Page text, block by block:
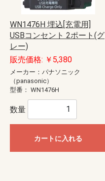
WN1476H 埋込[充電用]
USBコンセント 2ポート(グ
レー)
販売価格: ￥5,380
メーカー：パナソニック
（panasonic）
型番： WN1476H
数量
カートに入れる